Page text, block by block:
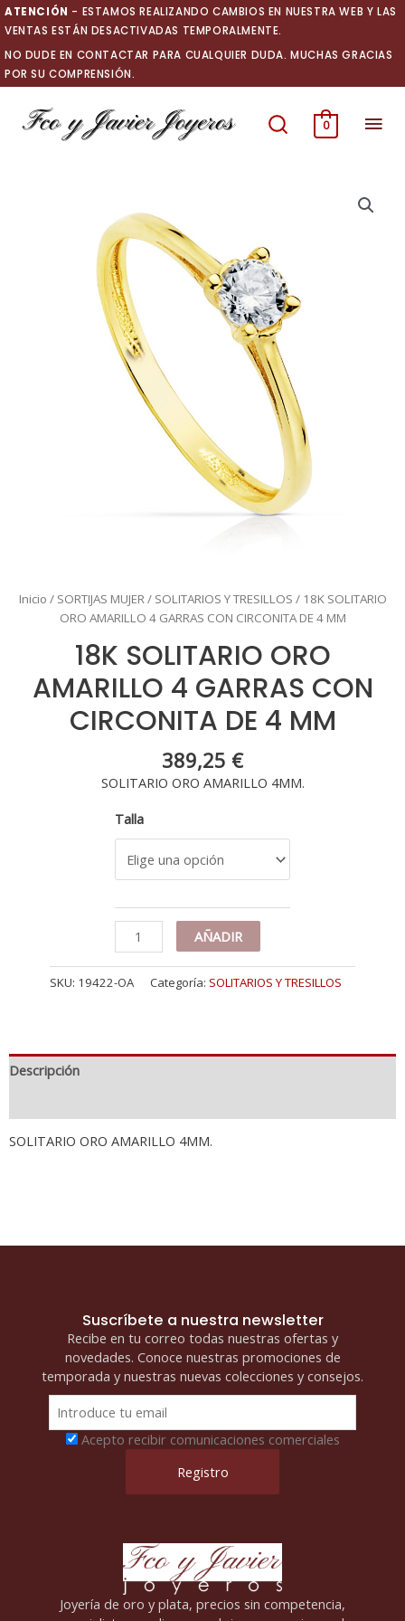
Ir
al
contenido
ATENCIÓN - ESTAMOS REALIZANDO CAMBIOS EN NUESTRA WEB Y LAS
VENTAS ESTÁN DESACTIVADAS TEMPORALMENTE.
NO DUDE EN CONTACTAR PARA CUALQUIER DUDA. MUCHAS GRACIAS
POR SU COMPRENSIÓN.
0
Inicio / SORTIJAS MUJER / SOLITARIOS Y TRESILLOS / 18K SOLITARIO
ORO AMARILLO 4 GARRAS CON CIRCONITA DE 4 MM
18K SOLITARIO ORO
AMARILLO 4 GARRAS CON
CIRCONITA DE 4 MM
389,25 €
SOLITARIO ORO AMARILLO 4MM.
Talla
18K
SOLITARIO
ORO
AMARILLO
CIRCONITA
MM
cantidad
AÑADIR
SKU: 19422-OA Categoría: SOLITARIOS Y TRESILLOS
Descripción
SOLITARIO ORO AMARILLO 4MM.
Suscríbete a nuestra newsletter
Recibe en tu correo todas nuestras ofertas y
novedades. Conoce nuestras promociones de
temporada y nuestras nuevas colecciones y consejos.
Acepto recibir comunicaciones comerciales
Joyería de oro y plata, precios sin competencia,